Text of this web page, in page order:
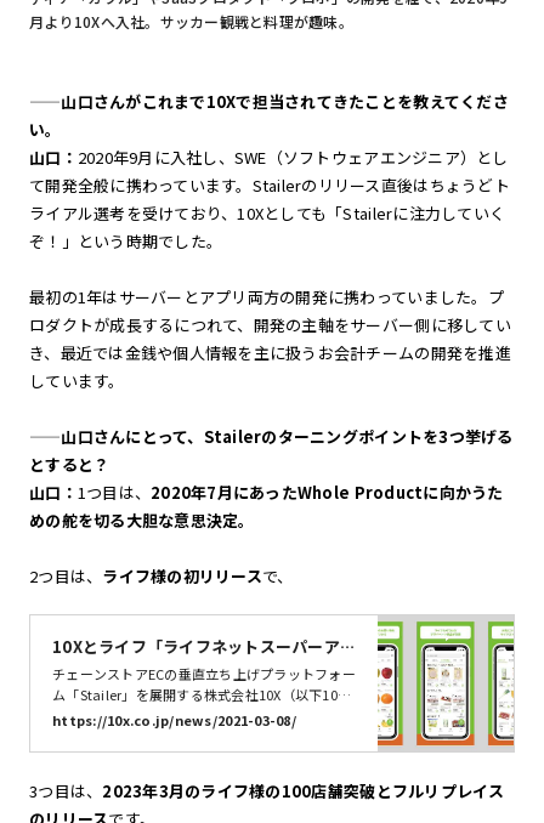
月より10Xへ入社。サッカー観戦と料理が趣味。
——山口さんがこれまで10Xで担当されてきたことを教えてくださ
い。
山口： 2020年9月に入社し、SWE（ソフトウェアエンジニア）とし
て開発全般に携わっています。Stailerのリリース直後はちょうどト
ライアル選考を受けており、10Xとしても「Stailerに注力していく
ぞ！」という時期でした。
最初の1年はサーバーとアプリ両方の開発に携わっていました。プ
ロダクトが成長するにつれて、開発の主軸をサーバー側に移してい
き、最近では金銭や個人情報を主に扱うお会計チームの開発を推進
しています。
——山口さんにとって、Stailerのターニングポイントを3つ挙げる
とすると？
山口： 1つ目は、 2020年7月にあったWhole Productに向かうた
めの舵を切る大胆な意思決定。
2つ目は、 ライフ様の初リリースで、
10Xとライフ「ライフネットスーパーア
プリ」を提供開始 〜売上100億円を目指
すライフのEC事業をデジタル面で支援〜 |
株式会社10X
チェーンストアECの垂直立ち上げプラットフォー
ム「Stailer」を展開する株式会社10X（以下10
X）は、首都圏と近畿圏で275店舗のスーパーマ
ーケットを展開する株式会社ライフコーポレーシ
ョン（以下ライフ）と、ライフが運営するネット
アプリ版となる「ライフネットスーパーアプリ」
の提供を開始します。
https://10x.co.jp/news/2021-03-08/
3つ目は、 2023年3月のライフ様の100店舗突破とフルリプレイス